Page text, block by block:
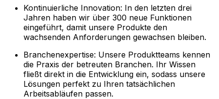
Kontinuierliche Innovation: In den letzten drei
Jahren haben wir über 300 neue Funktionen
eingeführt, damit unsere Produkte den
wachsenden Anforderungen gewachsen bleiben.
Branchenexpertise: Unsere Produktteams kennen
die Praxis der betreuten Branchen. Ihr Wissen
fließt direkt in die Entwicklung ein, sodass unsere
Lösungen perfekt zu Ihren tatsächlichen
Arbeitsabläufen passen.